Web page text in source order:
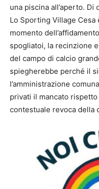
una piscina all’aperto. Di
Lo Sporting Village Cesa
momento
spogliatoi, la recinzione
del campo di calcio
spiegherebbe perché il
l’amministrazione
privati il mancato
contestuale revoca della